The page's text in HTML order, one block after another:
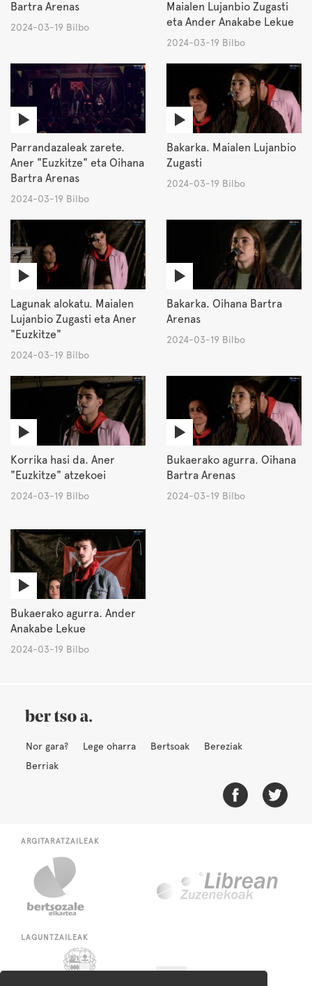
Bartra Arenas
2024-03-19 Bilbo
Maialen Lujanbio Zugasti
eta Ander Anakabe Lekue
2024-03-19 Bilbo
Parrandazaleak zarete.
Aner "Euzkitze" eta Oihana
Bartra Arenas
2024-03-19 Bilbo
Bakarka. Maialen Lujanbio
Zugasti
2024-03-19 Bilbo
Lagunak alokatu. Maialen
Lujanbio Zugasti eta Aner
"Euzkitze"
2024-03-19 Bilbo
Bakarka. Oihana Bartra
Arenas
2024-03-19 Bilbo
Korrika hasi da. Aner
"Euzkitze" atzekoei
2024-03-19 Bilbo
Bukaerako agurra. Oihana
Bartra Arenas
2024-03-19 Bilbo
Bukaerako agurra. Ander
Anakabe Lekue
2024-03-19 Bilbo
Nor gara? Lege oharra Bertsoak
Bereziak
Berriak
ARGITARATZAILEAK
LAGUNTZAILEAK